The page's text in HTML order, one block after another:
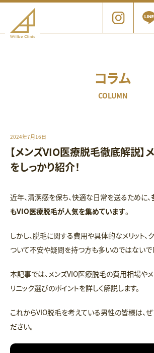
コラム
COLUMN
2024年7月16日
【メンズVIO医療脱毛徹底解説】
をしっかり紹介！
近年、清潔感を保ち、快適な日常を送るために、
もVIO医療脱毛が人気を集めています。
しかし、脱毛に関する費用や具体的なメリット、
ついて不安や疑問を持つ方も多いのではないで
本記事では、メンズVIO医療脱毛の費用相場やメ
リニック選びのポイントを詳しく解説します。
これからVIO脱毛を考えている男性の皆様は、
ださい。